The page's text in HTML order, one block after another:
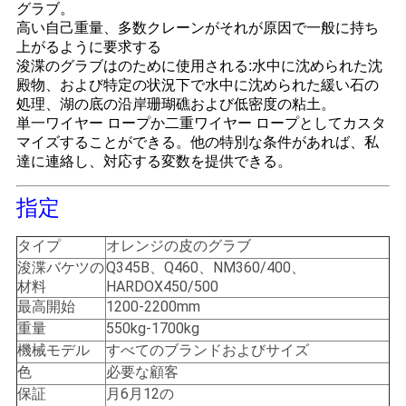
ニ
ュ
ー
ス
事
件
CONTACT
US
地
グラブ。
高い自己重量、多数クレーンがそれが原因で一般に持ち
上がるように要求する
浚渫のグラブはのために使用される:水中に沈められた沈
殿物、および特定の状況下で水中に沈められた緩い石の
処理、湖の底の沿岸珊瑚礁および低密度の粘土。
単一ワイヤー ロープか二重ワイヤー ロープとしてカスタ
マイズすることができる。他の特別な条件があれば、私
達に連絡し、対応する変数を提供できる。
指定
タイプ
オレンジの皮のグラブ
浚渫バケツの
材料
Q345B、Q460、NM360/400、
HARDOX450/500
最高開始
1200-2200mm
重量
550kg-1700kg
機械モデル
すべてのブランドおよびサイズ
色
必要な顧客
保証
月6月12の